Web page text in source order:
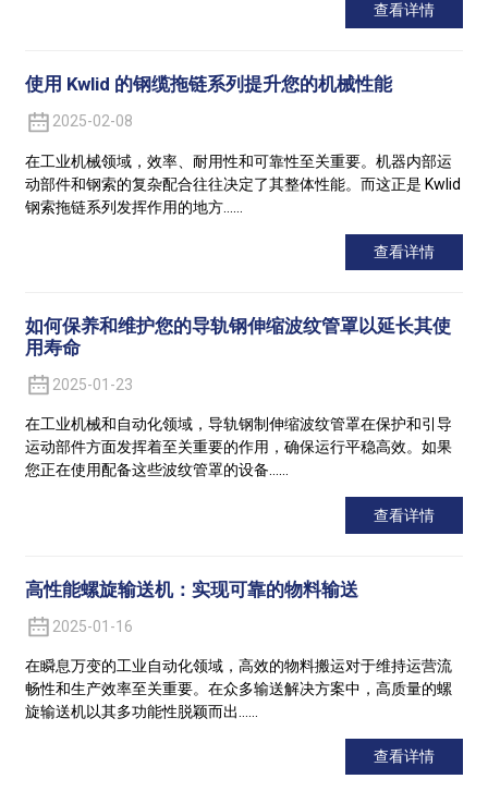
查看详情
使用 Kwlid 的钢缆拖链系列提升您的机械性能
2025-02-08
在工业机械领域，效率、耐用性和可靠性至关重要。机器内部运
动部件和钢索的复杂配合往往决定了其整体性能。而这正是 Kwlid
钢索拖链系列发挥作用的地方……
查看详情
如何保养和维护您的导轨钢伸缩波纹管罩以延长其使
用寿命
2025-01-23
在工业机械和自动化领域，导轨钢制伸缩波纹管罩在保护和引导
运动部件方面发挥着至关重要的作用，确保运行平稳高效。如果
您正在使用配备这些波纹管罩的设备……
查看详情
高性能螺旋输送机：实现可靠的物料输送
2025-01-16
在瞬息万变的工业自动化领域，高效的物料搬运对于维持运营流
畅性和生产效率至关重要。在众多输送解决方案中，高质量的螺
旋输送机以其多功能性脱颖而出……
查看详情